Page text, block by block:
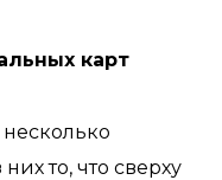
карт
то, что сверху